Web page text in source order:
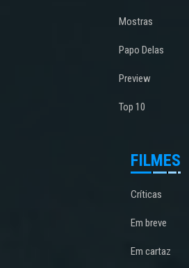
Mostras
Papo Delas
Preview
Top 10
FILMES
Críticas
Em breve
Em cartaz